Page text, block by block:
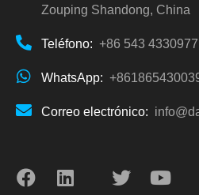
Zouping Shandong, China
Teléfono: +86 543 4330977
WhatsApp:
Correo electrónico: